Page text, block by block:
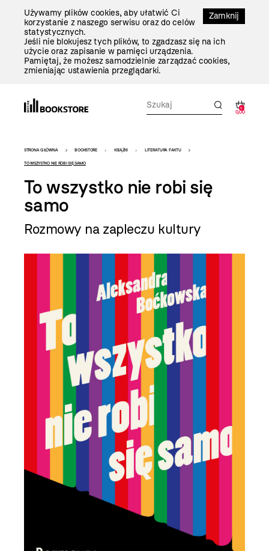
Zamknij
Używamy plików cookies, aby ułatwić Ci
korzystanie z naszego serwisu oraz do celów
statystycznych.
Jeśli nie blokujesz tych plików, to zgadzasz się na ich
użycie oraz zapisanie w pamięci urządzenia.
Pamiętaj, że możesz samodzielnie zarządzać cookies,
zmieniając ustawienia przeglądarki.
0
0,00
Bookstore
-
szablon
szczegóły
STRONA GŁÓWNA BOOKSTORE KSIĄŻKI LITERATURA FAKTU
TO WSZYSTKO NIE ROBI SIĘ SAMO
To wszystko nie robi się
samo
Rozmowy na zapleczu kultury